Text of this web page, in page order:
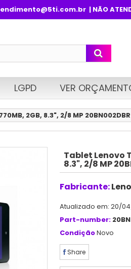
| NÃO
LGPD VER
2GB, 8.3", 2/8 MP 20BN002DBR
Tablet Lenovo
8.3", 2/8 MP
Fabricante:
Atualizado em: 20/
Part-number:
CondiçãoNovo
Share